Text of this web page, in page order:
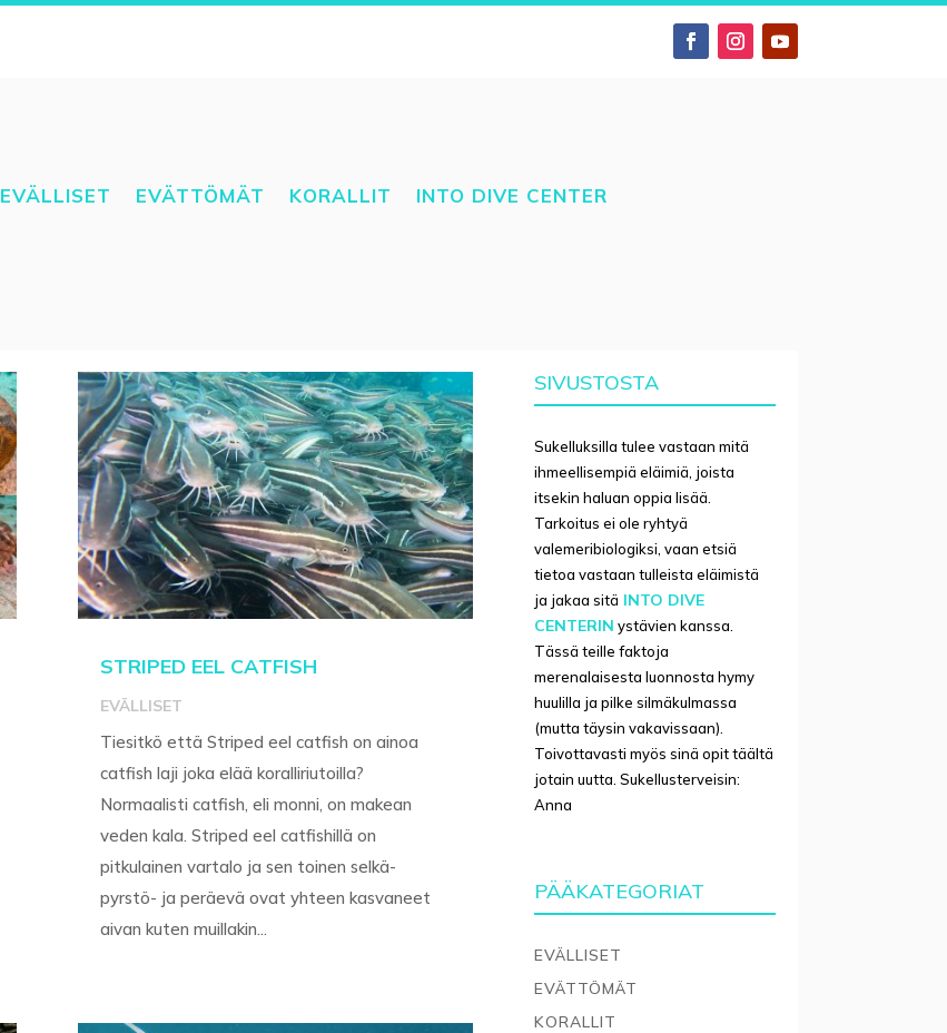
EVÄLLISET EVÄTTÖMÄT KORALLIT INTO DIVE CENTER
STRIPED EEL CATFISH
EVÄLLISET
Tiesitkö että Striped eel catfish on ainoa
catfish laji joka elää koralliriutoilla?
Normaalisti catfish, eli monni, on makean
veden kala. Striped eel catfishillä on
pitkulainen vartalo ja sen toinen selkä-
pyrstö- ja peräevä ovat yhteen kasvaneet
aivan kuten muillakin...
SIVUSTOSTA
Sukelluksilla tulee vastaan mitä
ihmeellisempiä eläimiä, joista
itsekin haluan oppia lisää.
Tarkoitus ei ole ryhtyä
valemeribiologiksi, vaan etsiä
tietoa vastaan tulleista eläimistä
ja jakaa sitä INTO DIVE
CENTERIN ystävien kanssa.
Tässä teille faktoja
merenalaisesta luonnosta hymy
huulilla ja pilke silmäkulmassa
(mutta täysin vakavissaan).
Toivottavasti myös sinä opit täältä
jotain uutta. Sukellusterveisin:
Anna
PÄÄKATEGORIAT
EVÄLLISET
EVÄTTÖMÄT
KORALLIT